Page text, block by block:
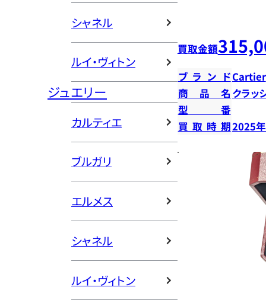
シャネル
ルイ・ヴィトン
ジュエリー
カルティエ
ブルガリ
エルメス
シャネル
ルイ・ヴィトン
買取金額
ブランドCartier
商品名 クラッ
型番
買取時期2025